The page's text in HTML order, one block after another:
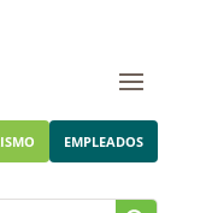
EMPLEADOS